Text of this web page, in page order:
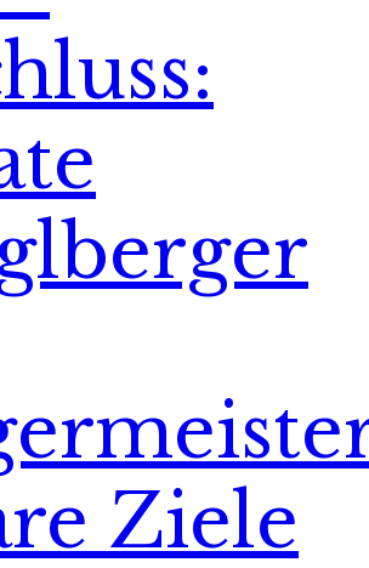
Ziele